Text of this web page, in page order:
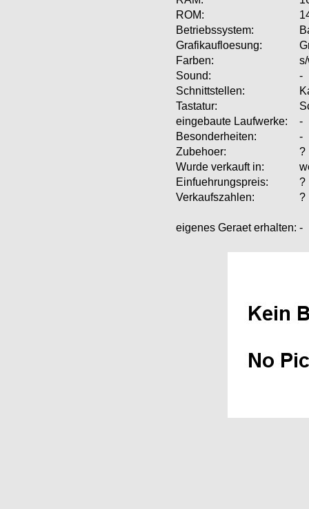
ROM:
Betriebssystem:
Grafikaufloesung:
Farben:
Sound:
-
Schnittstellen:
Tastatur:
eingebaute Laufwerke:
-
Besonderheiten:
-
Zubehoer:
?
Wurde verkauft in:
Einfuehrungspreis:
?
Verkaufszahlen:
?
eigenes Geraet erhalten: -